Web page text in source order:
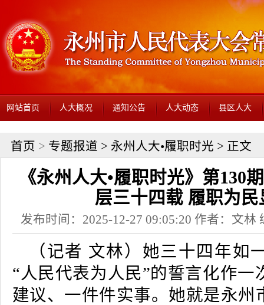
网站首页 人大概况 通知公告 人大动态 县区人大
首页 > 专题报道 > 永州人大•履职时光 > 正文
《永州人大•履职时光》第130
层三十四载 履职为民
发布时间：2025-12-27 09:05:20 作者：文林
（记者 文林）她三十四年如
“人民代表为人民”的誓言化作一
建议、一件件实事。她就是永州